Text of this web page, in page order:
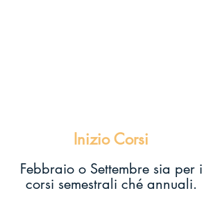
Inizio Corsi
Febbraio o Settembre sia per i
corsi semestrali ché annuali.